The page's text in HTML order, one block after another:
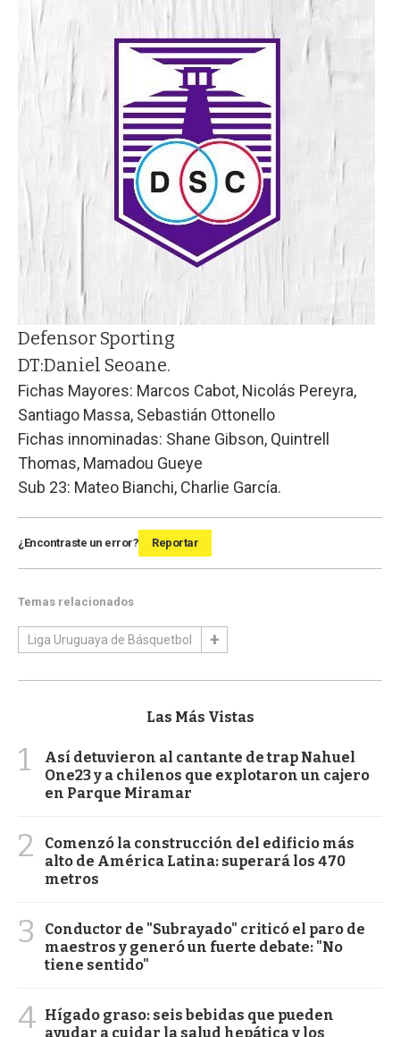
Defensor Sporting
DT:Daniel Seoane.
Fichas Mayores: Marcos Cabot, Nicolás Pereyra,
Santiago Massa, Sebastián Ottonello
Fichas innominadas: Shane Gibson, Quintrell
Thomas, Mamadou Gueye
Sub 23: Mateo Bianchi, Charlie García.
¿Encontraste un error? Reportar
Temas relacionados
Liga Uruguaya de Básquetbol
Las Más Vistas
1
Así detuvieron al cantante de trap Nahuel
One23 y a chilenos que explotaron un cajero
en Parque Miramar
2
Comenzó la construcción del edificio más
alto de América Latina: superará los 470
metros
3
Conductor de "Subrayado" criticó el paro de
maestros y generó un fuerte debate: "No
tiene sentido"
4 Hígado graso: seis bebidas que pueden
ayudar a cuidar la salud hepática y los